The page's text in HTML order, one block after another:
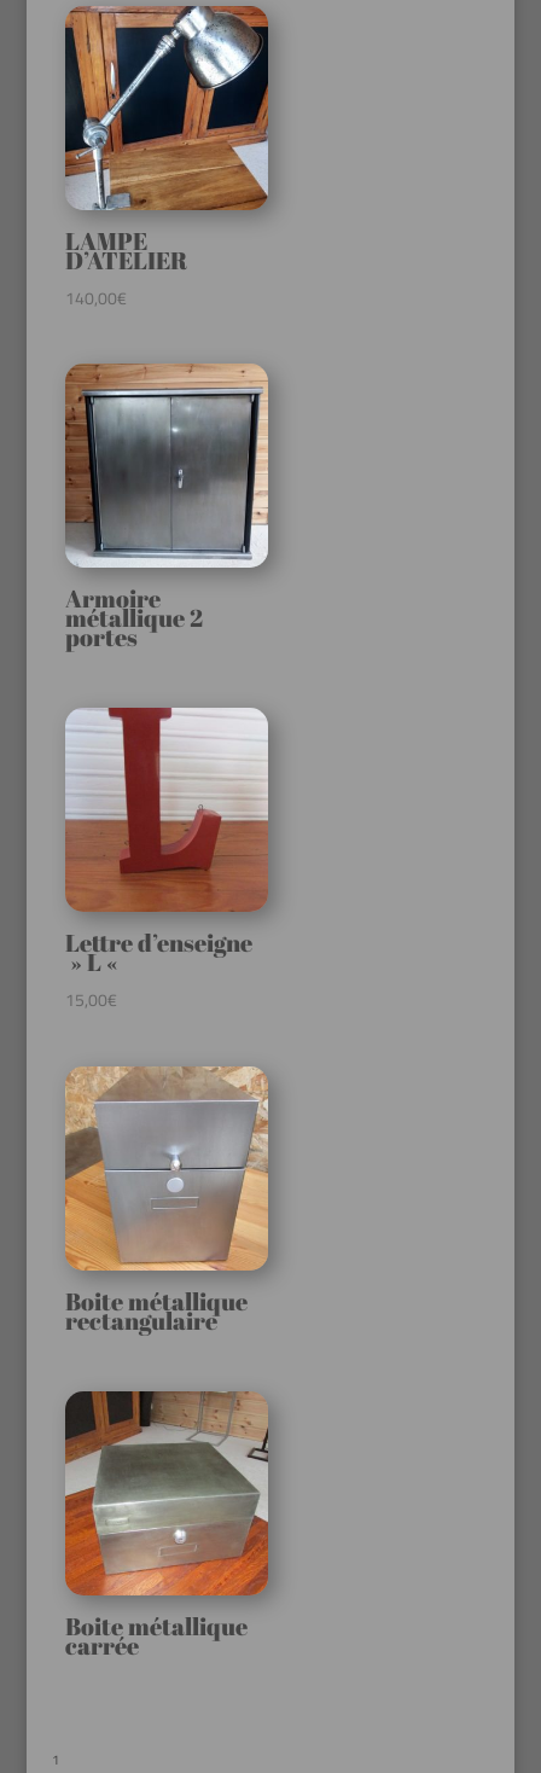
LAMPE
D’ATELIER
140,00€
Armoire
métallique 2
portes
Lettre d’enseigne
» L «
15,00€
Boite métallique
rectangulaire
Boite métallique
carrée
1